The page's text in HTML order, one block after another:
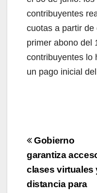
contribuyentes
cuotas a partir de
primer abono del
contribuyentes lo
un pago inicial
de
entradas
Gobierno
garantiza
clases virtuales
distancia para